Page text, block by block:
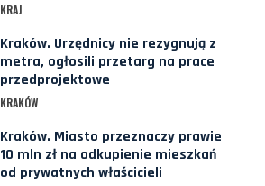
KRAJ
Kraków. Urzędnicy nie rezygnują z
metra, ogłosili przetarg na prace
przedprojektowe
KRAKÓW
Kraków. Miasto przeznaczy prawie
10 mln zł na odkupienie mieszkań
od prywatnych właścicieli